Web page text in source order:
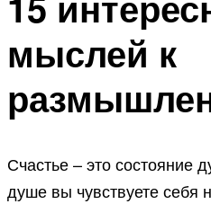
мыслей к
Счастье – это состояние
душе вы чувствуете себя